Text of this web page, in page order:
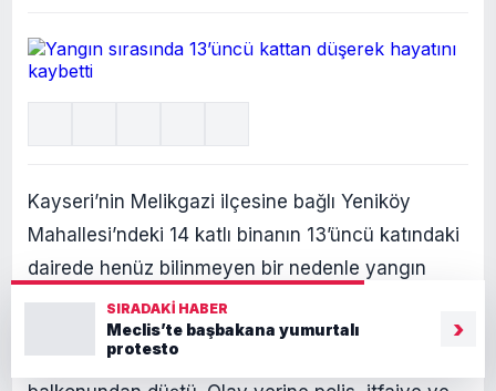
Kayseri’nin Melikgazi ilçesine bağlı Yeniköy
Mahallesi’ndeki 14 katlı binanın 13’üncü katındaki
dairede henüz bilinmeyen bir nedenle yangın
çıktı.
Bu sırada 61 yaşındaki ev sahibi Ali M. dairenin
SIRADAKI HABER
Meclis’te başbakana yumurtalı
protesto
›